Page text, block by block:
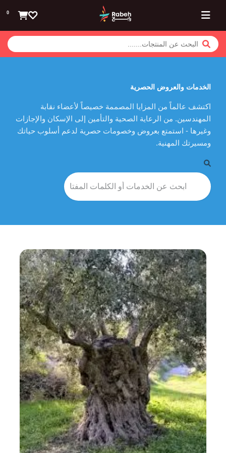
0
الخدمات والعروض الحصرية
اكتشف عالماً من المزايا المصممة خصيصاً لأعضاء نقابة
المهندسين. من الرعاية الصحية والتأمين إلى الإسكان والإجازات
وغيرها - استمتع بعروض وخصومات حصرية لدعم أسلوب حياتك
ومسيرتك المهنية.